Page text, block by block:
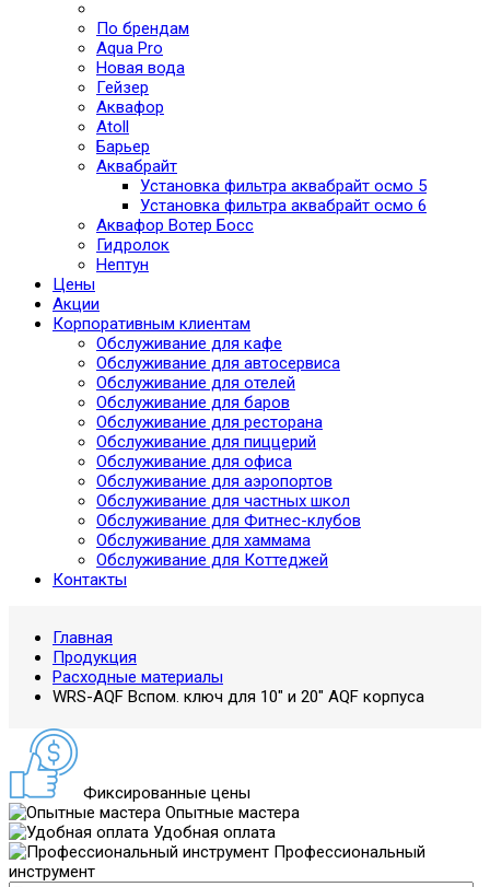
По брендам
Aqua Pro
Новая вода
Гейзер
Аквафор
Atoll
Барьер
Аквабрайт
Установка фильтра аквабрайт осмо 5
Установка фильтра аквабрайт осмо 6
Аквафор Вотер Босс
Гидролок
Нептун
Цены
Акции
Корпоративным клиентам
Обслуживание для кафе
Обслуживание для автосервиса
Обслуживание для отелей
Обслуживание для баров
Обслуживание для ресторана
Обслуживание для пиццерий
Обслуживание для офиса
Обслуживание для аэропортов
Обслуживание для частных школ
Обслуживание для Фитнес-клубов
Обслуживание для хаммама
Обслуживание для Коттеджей
Контакты
Главная
Продукция
Расходные материалы
WRS-AQF Вспом. ключ для 10" и 20" AQF корпуса
Фиксированные цены
Опытные мастера
Удобная оплата
Профессиональный
инструмент